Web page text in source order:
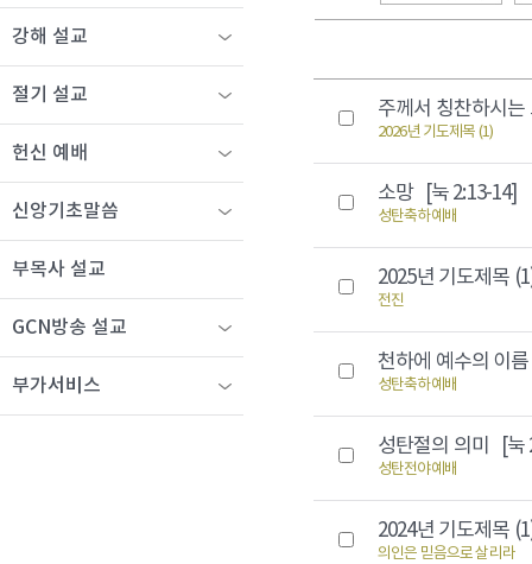
주께서 칭찬하시
2026년 기도제목 (1)
소망 [눅 2:13-14]
성탄축하예배
2025년 기도제목
전진
천하에 예수의 이
성탄축하예배
성탄절의 의미 [눅
성탄전야예배
2024년 기도제목
의인은 믿음으로 살리라
강해 설교
절기 설교
헌신 예배
신앙기초말씀
부목사 설교
GCN방송 설교
부가서비스